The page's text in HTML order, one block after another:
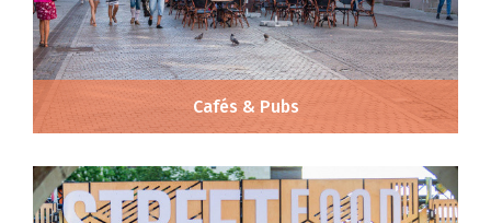
Cafés & Pubs